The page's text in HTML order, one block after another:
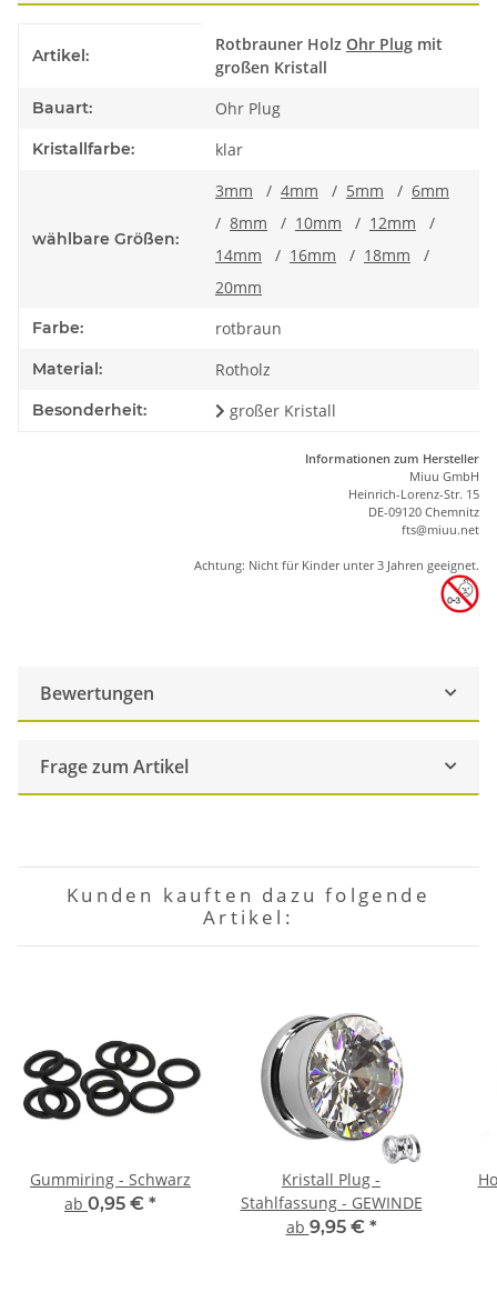
Artikel:
Rotbrauner Holz Ohr Plug mit
großen Kristall
Bauart: Ohr Plug
Kristallfarbe: klar
wählbare Größen:
3mm / 4mm / 5mm / 6mm
/ 8mm / 10mm / 12mm
/
14mm
/ 16mm / 18mm
/
20mm
Farbe: rotbraun
Material: Rotholz
Besonderheit: großer Kristall
Informationen zum Hersteller
Miuu GmbH
Heinrich-Lorenz-Str. 15
DE-09120 Chemnitz
fts@miuu.net
Achtung: Nicht für Kinder unter 3 Jahren geeignet.
Bewertungen
Frage zum Artikel
Kunden kauften dazu folgende
Artikel:
Gummiring - Schwarz
ab 0,95 € *
Kristall Plug -
Stahlfassung - GEWINDE
ab 9,95 € *